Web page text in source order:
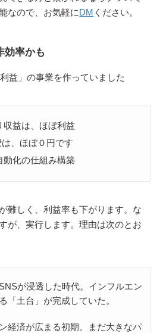
なので、お気軽にDM ください。
効率かも
益」の事業を作っていました
収益は、ほぼ利益
、ほぼ０円です
動化の仕組み構築
難しく、利益率も下がります。な
が、実行します。理由は次のとお
が浸透した時代。インフルエン
「土台」が完成していた。
経済が広まる初期。まだ大きなパ